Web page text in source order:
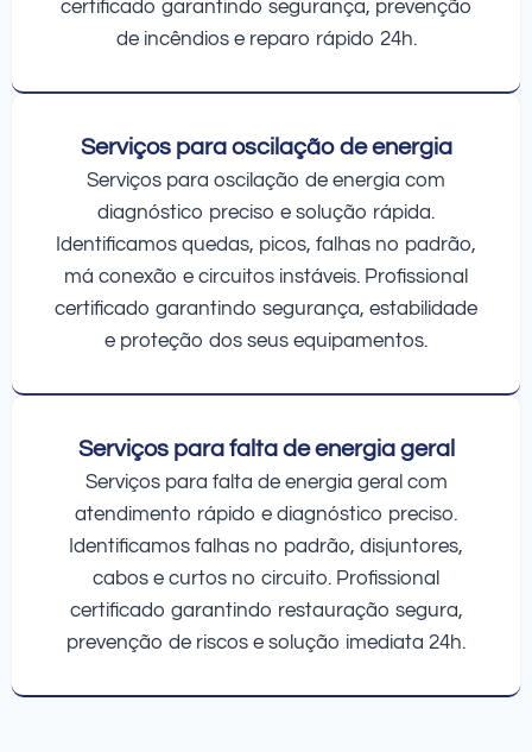
certificado garantindo segurança, prevenção
de incêndios e reparo rápido 24h.
Serviços para oscilação de energia
Serviços para oscilação de energia com
diagnóstico preciso e solução rápida.
Identificamos quedas, picos, falhas no padrão,
má conexão e circuitos instáveis. Profissional
certificado garantindo segurança, estabilidade
e proteção dos seus equipamentos.
Serviços para falta de energia geral
Serviços para falta de energia geral com
atendimento rápido e diagnóstico preciso.
Identificamos falhas no padrão, disjuntores,
cabos e curtos no circuito. Profissional
certificado garantindo restauração segura,
prevenção de riscos e solução imediata 24h.